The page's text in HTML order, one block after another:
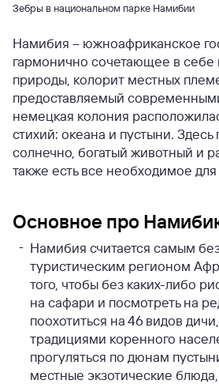
Зебры в национальном парке Намибии
Намибия – южноафриканское
гармонично сочетающее в себе
природы, колорит местных
предоставляемый
немецкая колония
стихий: океана и пустыни. Здесь
солнечно, богатый животный и
также есть все необходимое для
Основное про
Намибия считается самым
туристическим регионом
того, чтобы без каких-либо
на сафари и посмотреть на
поохотиться на 46 видов
традициями коренного
прогуляться по дюнам
местные экзотические